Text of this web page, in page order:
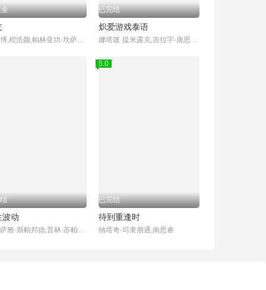
陈欣博,程浩颜,帕林亚功·坎萨瓦,图拓·科拉帕特,帕努帕特·阿诺玛契提,索恩塔斯特·布昂加姆,帕辛·利昂武,Chane Tawatson Plengsiriwat,Thomas Teetut Chungmanirat,Mark Sorntast Buangam,Pang Buntarika Singpha,Tom Ratchaneekorn Phanmanee
已完结
炽爱游戏泰语
娜塔玻·提米露克,吉拉宇·唐思苏克,阿曼娜·古尔,Chatayodom Hiranyatithi,娜姆拉荣·塔尼娅瑞丝,协塔朋·平朋,杜昂达·东卡米尼,皮茶帕·潘图慕钦达
波动
尤拉萨雅·斯帕邦德,普林·苏帕拉,札玲朋·尊克迪,路易斯·斯科特,娜塔妮查·纳瓦塔纳瓦尼,NoeyChotikaWongwilas,MasuJunyangdikul
5.0
已完结
待到重逢时
纳塔奇·司隶朋通,南思睿